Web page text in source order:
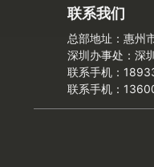
联系我们
总部地址：惠州
深圳办事处：深
联系手机：
联系手机：